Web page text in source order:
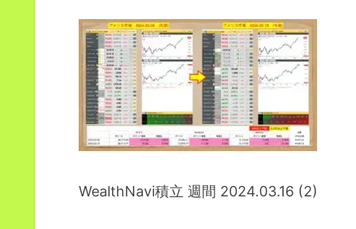
WealthNavi積立 週間 2024.03.16 (2)